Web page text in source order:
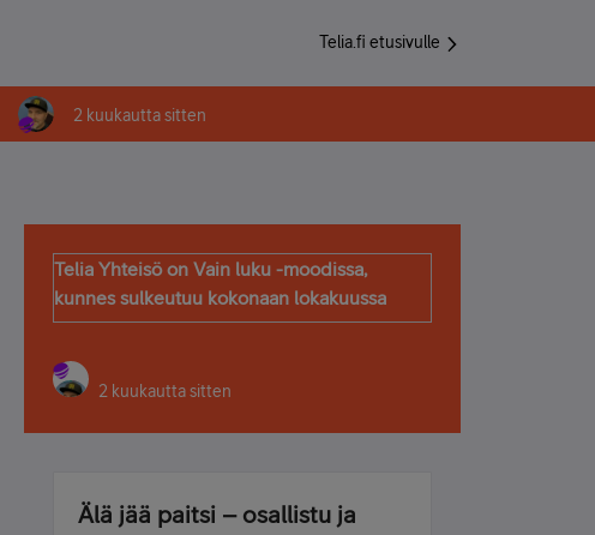
Telia.fi etusivulle
2 kuukautta sitten
Telia Yhteisö on Vain luku -moodissa,
kunnes sulkeutuu kokonaan lokakuussa
2 kuukautta sitten
Älä jää paitsi – osallistu ja